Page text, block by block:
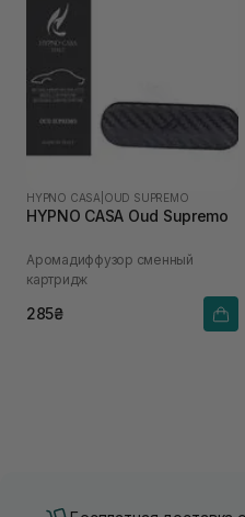
HYPNO CASA OUD SUPREMO
HYPNO CASA Oud Supremo
Аромадиффузор сменный
картридж
285₴